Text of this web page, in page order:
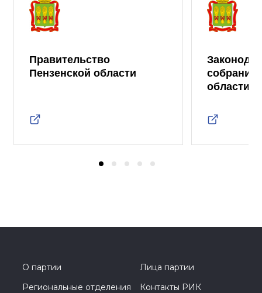
Правительство
Пензенской области
собрание
области
О партии
Лица партии
Региональные отделения
Контакты РИК